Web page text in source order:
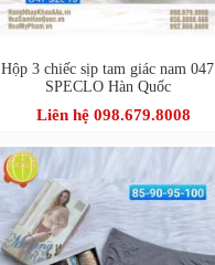
Hộp 3 chiếc sịp tam giác nam 047
SPECLO Hàn Quốc
Liên hệ 098.679.8008